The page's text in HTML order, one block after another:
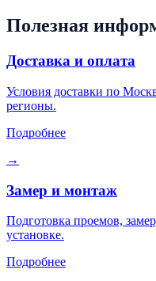
Полезная
Доставка и оплата
Условия доставки по
регионы.
Подробнее
→
Замер и монтаж
Подготовка проемов,
установке.
Подробнее